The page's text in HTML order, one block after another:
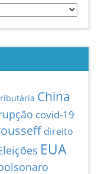
China
covid-19
direito
EUA